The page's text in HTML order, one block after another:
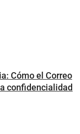
Cómo el Correo
confidencialidad